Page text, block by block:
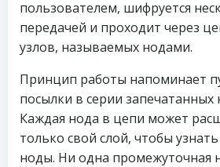
пользователем, шифруется
передачей и проходит через
узлов, называемых нодами.
Принцип работы напоминает
посылки в серии запечатанных
Каждая нода в цепи может
только свой слой, чтобы
ноды. Ни одна промежуточная